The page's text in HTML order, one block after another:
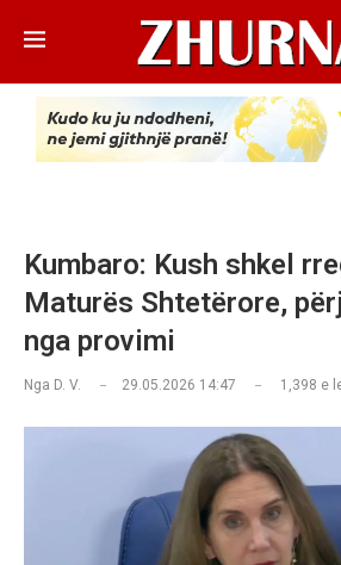
Kumbaro: Kush shkel
Maturës Shtetërore,
nga provimi
Nga D. V. 29.05.2026 14:47 1,398 e